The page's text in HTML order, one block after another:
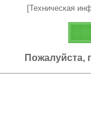
[Техническая
Пожалуйста,